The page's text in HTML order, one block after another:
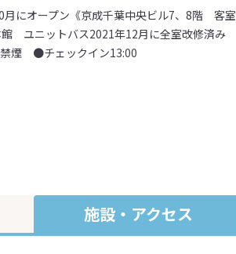
にオープン《京成千葉中央ビル7、8階 客室
ユニットバス2021年12月に全室改修済み
煙 ●チェックイン13:00
施設・アクセス